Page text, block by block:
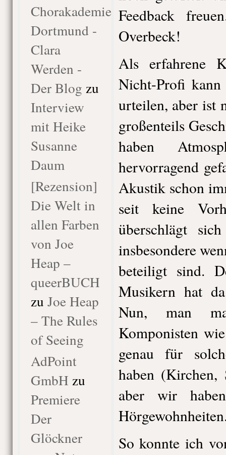
Chorakademie
Dortmund -
Clara
Werden -
Der Blog zu
Interview
mit Heike
Susanne
Daum
[Rezension]
Die Welt in
allen Farben
von Joe
Heap –
queerBUCH
zu Joe Heap
– The Rules
of Seeing
AdPoint
GmbH zu
Premiere
Der
Glöckner
Feedback
Overbeck!
Als erfahrene
Nicht-Profi
urteilen, aber ist
großenteils
haben
hervorragend
Akustik schon
seit keine
überschlägt
insbesondere
beteiligt sind.
Musikern hat
Nun, man
Komponisten
genau für
haben (Kirchen,
aber wir
So konnte ich